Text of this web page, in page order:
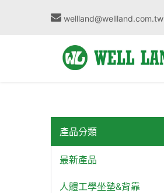
wellland@wellland.com.tw
產品分類
最新產品
人體工學坐墊&背靠